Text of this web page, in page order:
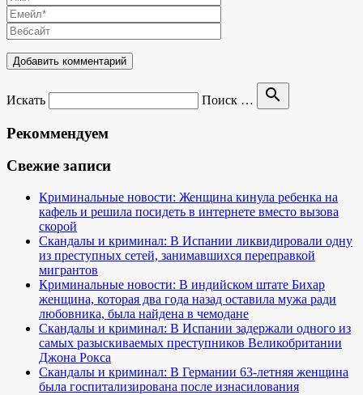
Искать Поиск … search
Рекоммендуем
Свежие записи
Криминальные новости: Женщина кинула ребенка на
кафель и решила посидеть в интернете вместо вызова
скорой
Скандалы и криминал: В Испании ликвидировали одну
из преступных сетей, занимавшихся переправкой
мигрантов
Криминальные новости: В индийском штате Бихар
женщина, которая два года назад оставила мужа ради
любовника, была найдена в чемодане
Скандалы и криминал: В Испании задержали одного из
самых разыскиваемых преступников Великобритании
Джона Рокса
Скандалы и криминал: В Германии 63-летняя женщина
была госпитализирована после изнасилования